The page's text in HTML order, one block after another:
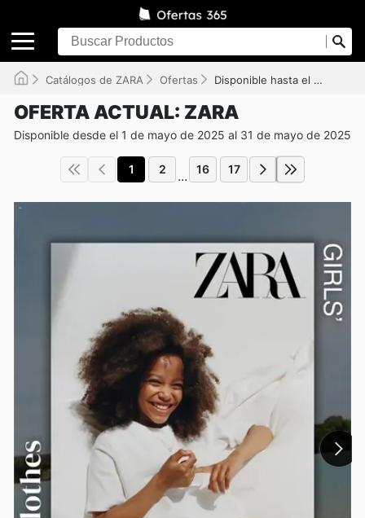
Catálogos de ZARA Ofertas Disponible hasta el 31/05/2025
OFERTA ACTUAL: ZARA
Disponible desde el 1 de mayo de 2025 al 31 de mayo de 2025
1 2 ... 16 17